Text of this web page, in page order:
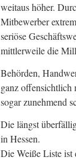
weitaus höher.
Mitbewerber
seriöse
mittlerweile die
Behörden,
ganz offensichtlich
sogar zunehmend
Die längst
in Hessen.
Die Weiße Liste ist